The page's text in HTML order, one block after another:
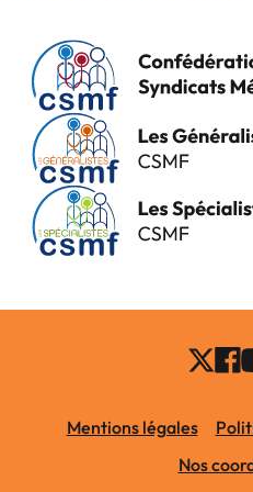
Mentions légales
Nos